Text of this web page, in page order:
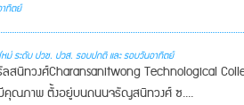
ทิตย์
ม่ ระดับ ปวช. ปวส. รอบปกติ และ รอบวันอาทิตย์
ลสนิทวงศ์Charansanitwong Technological
คุณภาพ ตั้งอยู่บนถนนจรัญสนิทวงศ์ ซ....